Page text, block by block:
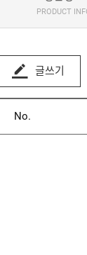
PRODUCT
글쓰기
No.